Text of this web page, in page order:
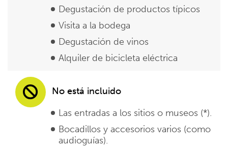
Degustación de productos típicos
Visita a la bodega
Degustación de vinos
Alquiler de bicicleta eléctrica
No está incluido
Las entradas a los sitios o museos (*).
Bocadillos y accesorios varios (como
audioguías).